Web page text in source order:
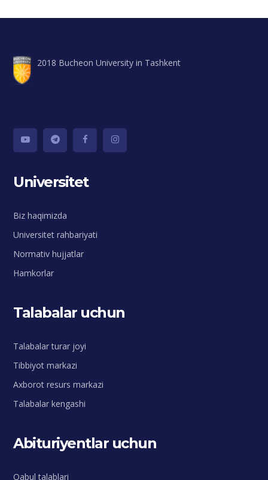
2018 Bucheon University in Tashkent
Universitet
Biz haqimizda
Universitet rahbariyati
Normativ hujjatlar
Hamkorlar
Talabalar uchun
Talabalar turar joyi
Tibbiyot markazi
Axborot resurs markazi
Talabalar kengashi
Abituriyentlar uchun
Qabul talablari